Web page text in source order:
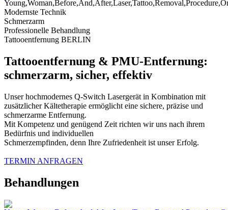
Modernste Technik
Schmerzarm
Professionelle Behandlung
Tattooentfernung BERLIN
Tattooentfernung & PMU-Entfernung:
schmerzarm, sicher, effektiv
Unser hochmodernes Q-Switch Lasergerät in Kombination mit
zusätzlicher Kältetherapie ermöglicht eine sichere, präzise und
schmerzarme Entfernung.
Mit Kompetenz und genügend Zeit richten wir uns nach ihrem
Bedürfnis und individuellen
Schmerzempfinden, denn Ihre Zufriedenheit ist unser Erfolg.
TERMIN ANFRAGEN
Behandlungen